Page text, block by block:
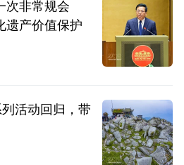
次非常规会
遗产价值保护
活动回归，带